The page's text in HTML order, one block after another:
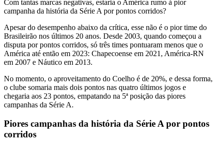
Com tantas marcas negativas, estaria o América rumo à pior
campanha da história da Série A por pontos corridos?
Apesar do desempenho abaixo da crítica, esse não é o pior time do
Brasileirão nos últimos 20 anos. Desde 2003, quando começou a
disputa por pontos corridos, só três times pontuaram menos que o
América até então em 2023: Chapecoense em 2021, América-RN
em 2007 e Náutico em 2013.
No momento, o aproveitamento do Coelho é de 20%, e dessa forma,
o clube somaria mais dois pontos nas quatro últimos jogos e
chegaria aos 23 pontos, empatando na 5ª posição das piores
campanhas da Série A.
Piores campanhas da história da Série A por pontos
corridos